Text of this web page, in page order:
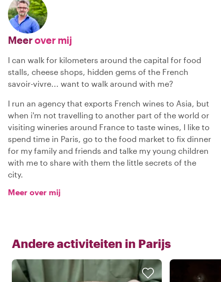
Meerover mij
I can walk for kilometers around the capital for food
stalls, cheese shops, hidden gems of the French
savoir-vivre... want to walk around with me?
I run an agency that exports French wines to Asia, but
when i'm not travelling to another part of the world or
visiting wineries around France to taste wines, I like to
spend time in Paris, go to the food market to fix dinner
for my family and friends and talke my young children
with me to share with them the little secrets of the
city.
Meer over mij
Andere activiteiten in Parijs